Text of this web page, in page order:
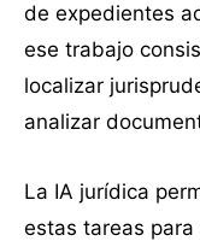
de expedientes
ese trabajo
localizar
analizar
La IA jurídica
estas tareas